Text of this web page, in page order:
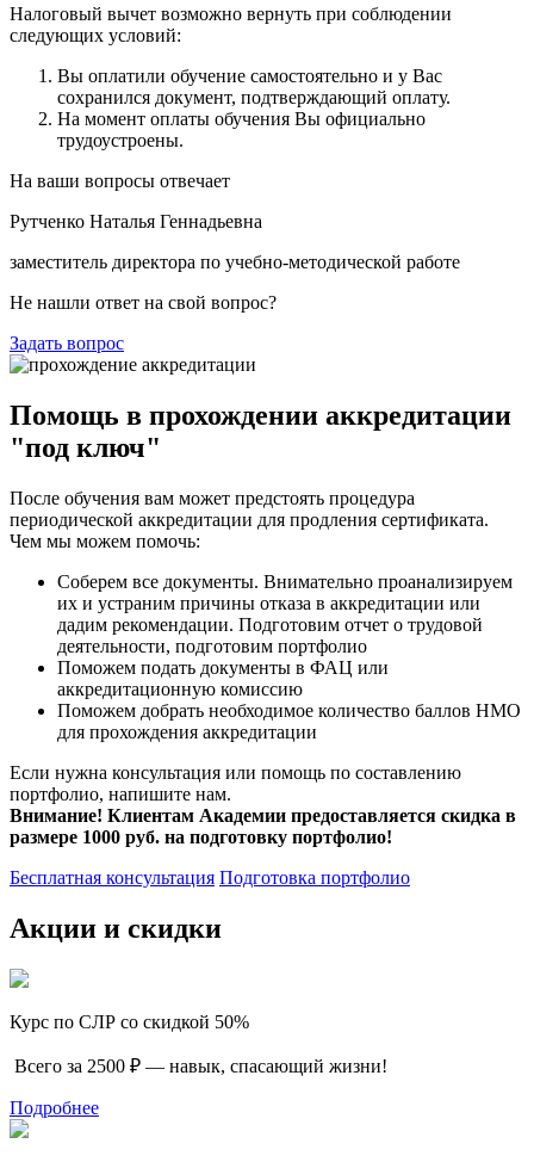
Налоговый вычет возможно вернуть при соблюдении
следующих условий:
Вы оплатили обучение самостоятельно и у Вас
сохранился документ, подтверждающий оплату.
На момент оплаты обучения Вы официально
трудоустроены.
На ваши вопросы отвечает
Рутченко Наталья Геннадьевна
заместитель директора по учебно-методической работе
Не нашли ответ на свой вопрос?
Задать вопрос
Помощь в прохождении аккредитации
"под ключ"
После обучения вам может предстоять процедура
периодической аккредитации для продления сертификата.
Чем мы можем помочь:
Соберем все документы. Внимательно проанализируем
их и устраним причины отказа в аккредитации или
дадим рекомендации. Подготовим отчет о трудовой
деятельности, подготовим портфолио
Поможем подать документы в ФАЦ или
аккредитационную комиссию
Поможем добрать необходимое количество баллов НМО
для прохождения аккредитации
Если нужна консультация или помощь по составлению
портфолио, напишите нам.
Внимание! Клиентам Академии предоставляется скидка в
размере 1000 руб. на подготовку портфолио!
Бесплатная консультация Подготовка портфолио
Акции и скидки
Курс по СЛР со скидкой 50%
Всего за 2500 ₽ — навык, спасающий жизни!
Подробнее